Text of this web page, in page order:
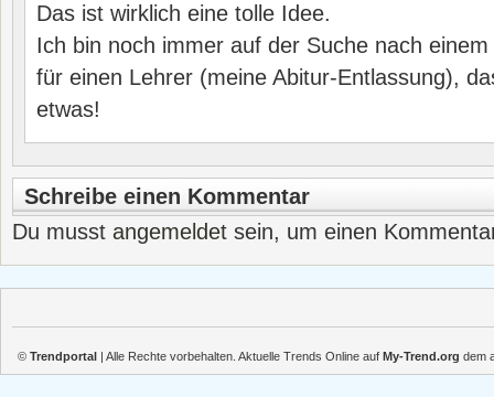
Das ist wirklich eine tolle Idee.
Ich bin noch immer auf der Suche nach
für einen Lehrer (meine Abitur-Entlassung),
etwas!
Schreibe einen Kommentar
Du musst angemeldet sein, um einen
© Trendportal | Alle Rechte vorbehalten. Aktuelle Trends Online auf My-Trend.org dem